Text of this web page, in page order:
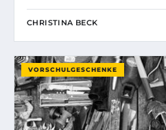
CHRISTINA BECK
VORSCHULGESCHENKE